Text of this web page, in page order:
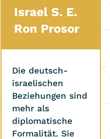
Israel S. E.
Ron Prosor
Die deutsch-
israelischen
Beziehungen sind
mehr als
diplomatische
Formalität. Sie